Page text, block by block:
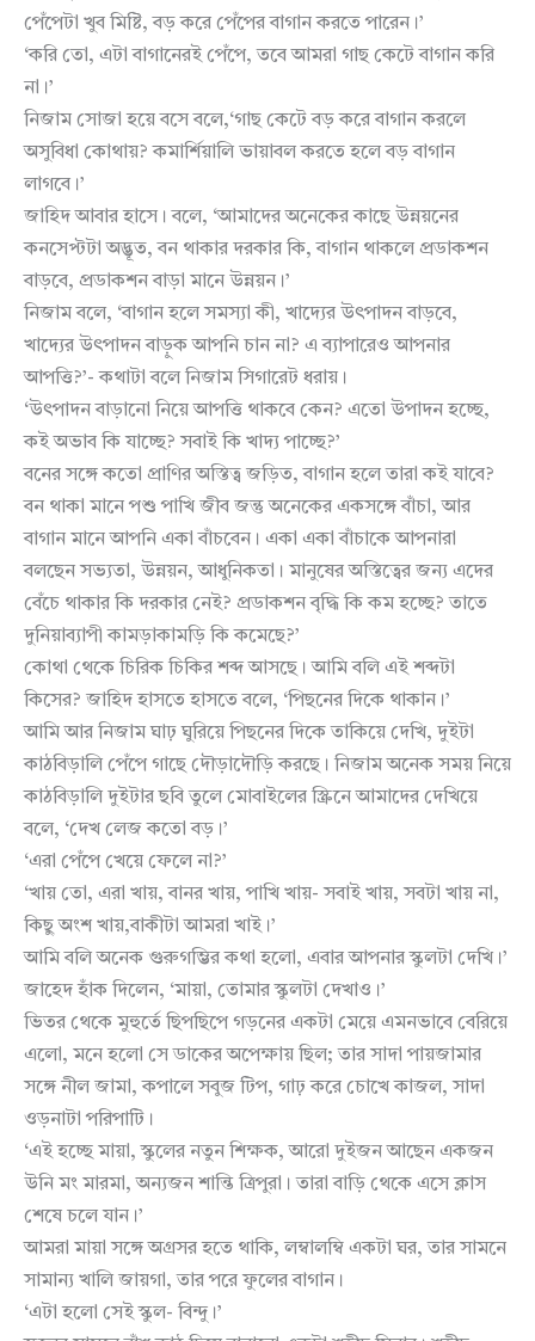
পেঁপেটা খুব মিষ্টি, বড় করে পেঁপের বাগান করতে পারেন।’
‘করি তো, এটা বাগানেরই পেঁপে, তবে আমরা গাছ কেটে বাগান করি
না।’
নিজাম সোজা হয়ে বসে বলে,‘গাছ কেটে বড় করে বাগান করলে
অসুবিধা কোথায়? কমার্শিয়ালি ভায়াবল করতে হলে বড় বাগান
লাগবে।’
জাহিদ আবার হাসে। বলে, ‘আমাদের অনেকের কাছে উন্নয়নের
কনসেপ্টটা অদ্ভূত, বন থাকার দরকার কি, বাগান থাকলে প্রডাকশন
বাড়বে, প্রডাকশন বাড়া মানে উন্নয়ন।’
নিজাম বলে, ‘বাগান হলে সমস্যা কী, খাদ্যের উৎপাদন বাড়বে,
খাদ্যের উৎপাদন বাড়ুক আপনি চান না? এ ব্যাপারেও আপনার
আপত্তি?’- কথাটা বলে নিজাম সিগারেট ধরায়।
‘উৎপাদন বাড়ানো নিয়ে আপত্তি থাকবে কেন? এতো উপাদন হচ্ছে,
কই অভাব কি যাচ্ছে? সবাই কি খাদ্য পাচ্ছে?’
বনের সঙ্গে কতো প্রাণির অস্তিত্ব জড়িত, বাগান হলে তারা কই যাবে?
বন থাকা মানে পশু পাখি জীব জন্তু অনেকের একসঙ্গে বাঁচা, আর
বাগান মানে আপনি একা বাঁচবেন। একা একা বাঁচাকে আপনারা
বলছেন সভ্যতা, উন্নয়ন, আধুনিকতা। মানুষের অস্তিত্বের জন্য এদের
বেঁচে থাকার কি দরকার নেই? প্রডাকশন বৃদ্ধি কি কম হচ্ছে? তাতে
দুনিয়াব্যাপী কামড়াকামড়ি কি কমেছে?’
কোথা থেকে চিরিক চিকির শব্দ আসছে। আমি বলি এই শব্দটা
কিসের? জাহিদ হাসতে হাসতে বলে, ‘পিছনের দিকে থাকান।’
আমি আর নিজাম ঘাঢ় ঘুরিয়ে পিছনের দিকে তাকিয়ে দেখি, দুইটা
কাঠবিড়ালি পেঁপে গাছে দৌড়াদৌড়ি করছে। নিজাম অনেক সময় নিয়ে
কাঠবিড়ালি দুইটার ছবি তুলে মোবাইলের স্ক্রিনে আমাদের দেখিয়ে
বলে, ‘দেখ লেজ কতো বড়।’
‘এরা পেঁপে খেয়ে ফেলে না?’
‘খায় তো, এরা খায়, বানর খায়, পাখি খায়- সবাই খায়, সবটা খায় না,
কিছু অংশ খায়,বাকীটা আমরা খাই।’
আমি বলি অনেক গুরুগম্ভির কথা হলো, এবার আপনার স্কুলটা দেখি।’
জাহেদ হাঁক দিলেন, ‘মায়া, তোমার স্কুলটা দেখাও।’
ভিতর থেকে মুহুর্তে ছিপছিপে গড়নের একটা মেয়ে এমনভাবে বেরিয়ে
এলো, মনে হলো সে ডাকের অপেক্ষায় ছিল; তার সাদা পায়জামার
সঙ্গে নীল জামা, কপালে সবুজ টিপ, গাঢ় করে চোখে কাজল, সাদা
ওড়নাটা পরিপাটি।
‘এই হচ্ছে মায়া, স্কুলের নতুন শিক্ষক, আরো দুইজন আছেন একজন
উনি মং মারমা, অন্যজন শান্তি ত্রিপুরা। তারা বাড়ি থেকে এসে ক্লাস
শেষে চলে যান।’
আমরা মায়া সঙ্গে অগ্রসর হতে থাকি, লম্বালম্বি একটা ঘর, তার সামনে
সামান্য খালি জায়গা, তার পরে ফুলের বাগান।
‘এটা হলো সেই স্কুল- বিন্দু।’